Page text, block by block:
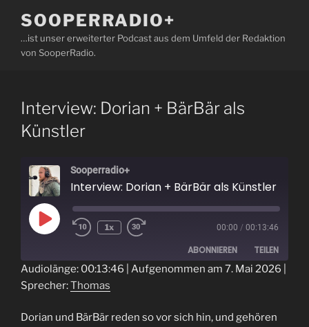
Inhalt
springen
SOOPERRADIO+
…ist unser erweiterter Podcast aus dem Umfeld der Redaktion
von SooperRadio.
Interview: Dorian + BärBär als
Künstler
Sooperradio+
Interview: Dorian + BärBär als Künstler
Play
Episode
1x 00:00 / 00:13:46
ABONNIEREN TEILEN
TEILEN
LINK
Audiolänge: 00:13:46 Aufgenommen am 7. Mai 2026
Sprecher:Thomas
Dorian und BärBär reden so vor sich hin, und gehören